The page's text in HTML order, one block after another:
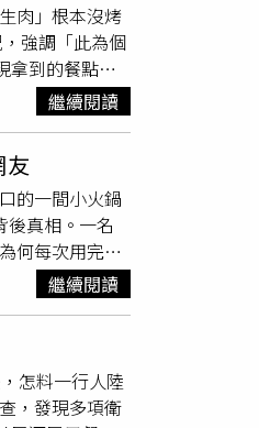
肉」根本沒烤
強調「此為個
拿到的餐點竟
之前有看一
／翻攝自
但雞肉卻是
驚呼，「生到
蛋了」、「才
給錯了，打電
繼續閱讀
的一間小火鍋
後真相。一名
何每次用完餐
不住跑去火鍋
是不是總拉肚
了，能不拉
文曝光後，
奇怪嗎」、
類似經歷，
繼續閱讀
怎料一行人陸
，發現多項衛